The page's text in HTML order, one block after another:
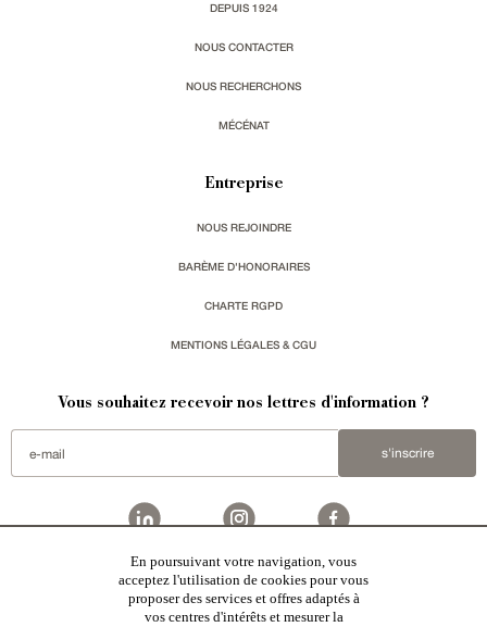
DEPUIS 1924
NOUS CONTACTER
NOUS RECHERCHONS
MÉCÉNAT
Entreprise
NOUS REJOINDRE
BARÈME D'HONORAIRES
CHARTE RGPD
MENTIONS LÉGALES & CGU
Vous souhaitez recevoir nos lettres d'information ?
s'inscrire
Patrice Besse est une agence immobilière basée à Paris, ayant créé un réseau national spécialisé
dans la vente de bâtiments de caractère:
demeures & maisons
appartements,Architecture du 20ème S.,monuments historiques
mas & corps de ferme,maisons de village,chalets
En poursuivant votre navigation, vous
acceptez l'utilisation de cookies pour vous
proposer des services et offres adaptés à
vos centres d'intérêts et mesurer la